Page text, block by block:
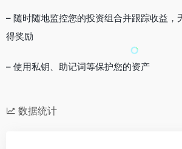
– 随时随地监控您的投资组合并跟踪收益，
得奖励
– 使用私钥、助记词等保护您的资产
数据统计